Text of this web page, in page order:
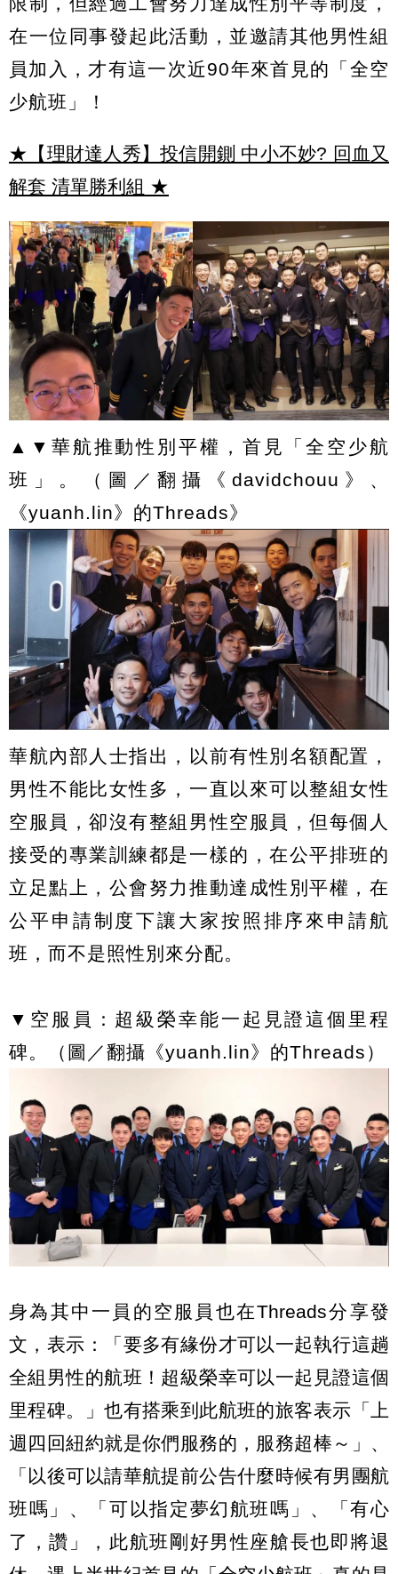
在一位同事發起此活動，並邀請其他男性組
員加入，才有這一次近90年來首見的「全空
少航班」！
★【理財達人秀】投信開鍘 中小不妙? 回血又
解套 清單勝利組 ★
▲▼華航推動性別平權，首見「全空少航
班」。（圖／翻攝《davidchouu》、
《yuanh.lin》的Threads》
華航內部人士指出，以前有性別名額配置，
男性不能比女性多，一直以來可以整組女性
空服員，卻沒有整組男性空服員，但每個人
接受的專業訓練都是一樣的，在公平排班的
立足點上，公會努力推動達成性別平權，在
公平申請制度下讓大家按照排序來申請航
班，而不是照性別來分配。
▼空服員：超級榮幸能一起見證這個里程
碑。（圖／翻攝《yuanh.lin》的Threads）
身為其中一員的空服員也在Threads分享發
文，表示：「要多有緣份才可以一起執行這趟
全組男性的航班！超級榮幸可以一起見證這個
里程碑。」也有搭乘到此航班的旅客表示「上
週四回紐約就是你們服務的，服務超棒～」、
「以後可以請華航提前公告什麼時候有男團航
班嗎」、「可以指定夢幻航班嗎」、「有心
了，讚」，此航班剛好男性座艙長也即將退